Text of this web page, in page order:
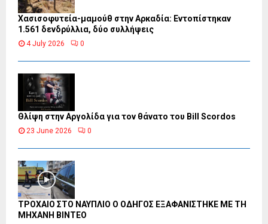
Χασισοφυτεία-μαμούθ στην Αρκαδία: Εντοπίστηκαν
1.561 δενδρύλλια, δύο συλλήψεις
4 July 2026 0
Θλίψη στην Αργολίδα για τον θάνατο του Bill Scordos
23 June 2026 0
ΤΡΟΧΑΙΟ ΣΤΟ ΝΑΥΠΛΙΟ Ο ΟΔΗΓΟΣ ΕΞΑΦΑΝΙΣΤΗΚΕ ΜΕ ΤΗ
ΜΗΧΑΝΗ ΒΙΝΤΕΟ